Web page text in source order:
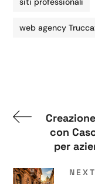
web agency
con
per